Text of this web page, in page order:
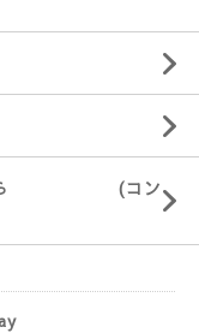
ちらから (コン